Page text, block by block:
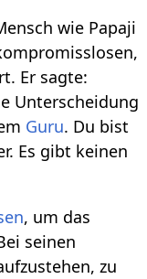
wie Papaji
Er sagte:
Unterscheidung
Guru. Du bist
Es gibt keinen
, um das
seinen
zu